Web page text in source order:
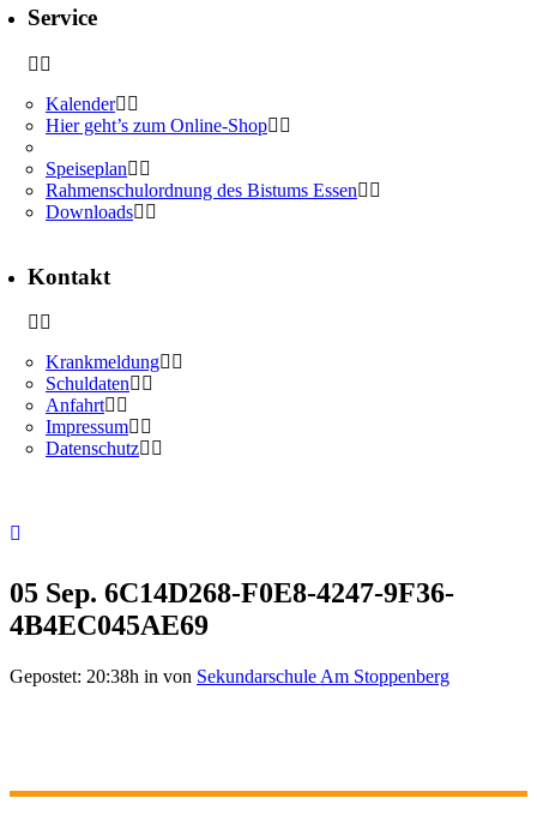
Service
Kalender
Hier geht’s zum Online-Shop
Speiseplan
Rahmenschulordnung des Bistums Essen
Downloads
Kontakt
Krankmeldung
Schuldaten
Anfahrt
Impressum
Datenschutz
05 Sep. 6C14D268-F0E8-4247-9F36-
4B4EC045AE69
Gepostet: 20:38h in von Sekundarschule Am Stoppenberg